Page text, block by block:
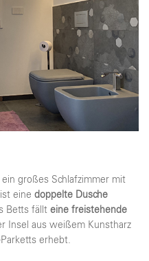
großes Schlafzimmer mit
eine doppelte Dusche
Betts fällt eine freistehende
Insel aus weißem Kunstharz
erhebt.